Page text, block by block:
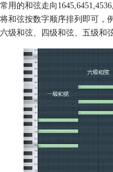
常用的和弦走向
将和弦按数字顺序排列即可，
六级和弦、四级和弦、五级和